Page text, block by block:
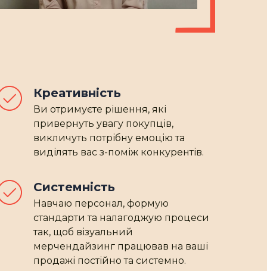
Креативність
Ви отримуєте рішення, які
привернуть увагу покупців,
викличуть потрібну емоцію та
виділять вас з-поміж конкурентів.
Системність
Навчаю персонал, формую
стандарти та налагоджую процеси
так, щоб візуальний
мерчендайзинг працював на ваші
продажі постійно та системно.